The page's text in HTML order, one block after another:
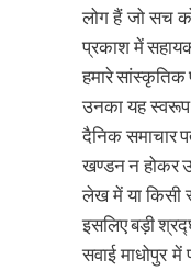
लोग हैं जो सच
प्रकाश में
हमारे सांस्कृतिक
उनका यह
दैनिक समाचार
खण्डन न होकर
लेख में या किसी
इसलिए बड़ी
सवाई माधोपुर